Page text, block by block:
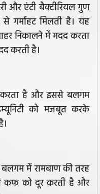
और एंटी बैक्टीरियल गुण
गर्माहट मिलती है। यह
निकालने में मदद करता
करती है।
करता है और इससे बलगम
को मजबूत करके
में रामबाण की तरह
कफ को दूर करती है और